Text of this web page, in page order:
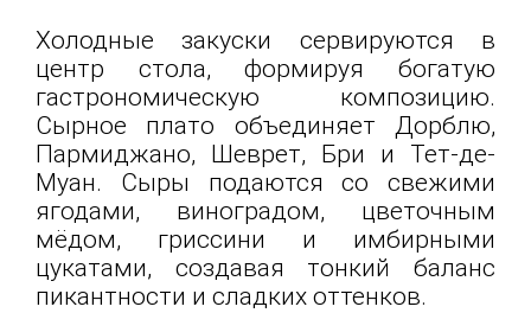
Холодные закуски сервируются в
центр стола, формируя богатую
гастрономическую композицию.
Сырное плато объединяет Дорблю,
Пармиджано, Шеврет, Бри и Тет-де-
Муан. Сыры подаются со свежими
ягодами, виноградом, цветочным
мёдом, гриссини и имбирными
цукатами, создавая тонкий баланс
пикантности и сладких оттенков.